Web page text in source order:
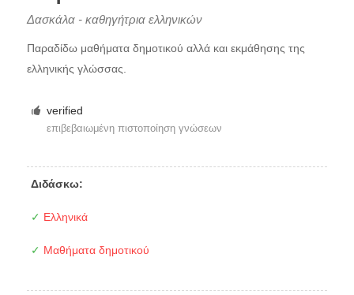
Δασκάλα - καθηγήτρια ελληνικών
Παραδίδω μαθήματα δημοτικού αλλά και εκμάθησης της
ελληνικής γλώσσας.
verified
επιβεβαιωμένη πιστοποίηση γνώσεων
Διδάσκω:
✓ Ελληνικά
✓ Μαθήματα δημοτικού